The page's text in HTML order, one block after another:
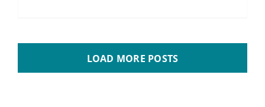
LOAD MORE POSTS